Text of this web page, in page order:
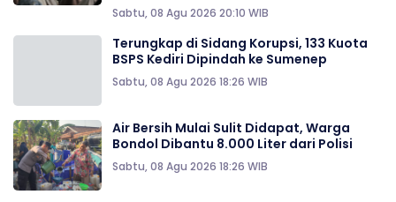
Sabtu, 08 Agu 2026 20:10 WIB
Terungkap di Sidang Korupsi, 133 Kuota
BSPS Kediri Dipindah ke Sumenep
Sabtu, 08 Agu 2026 18:26 WIB
Air Bersih Mulai Sulit Didapat, Warga
Bondol Dibantu 8.000 Liter dari Polisi
Sabtu, 08 Agu 2026 18:26 WIB